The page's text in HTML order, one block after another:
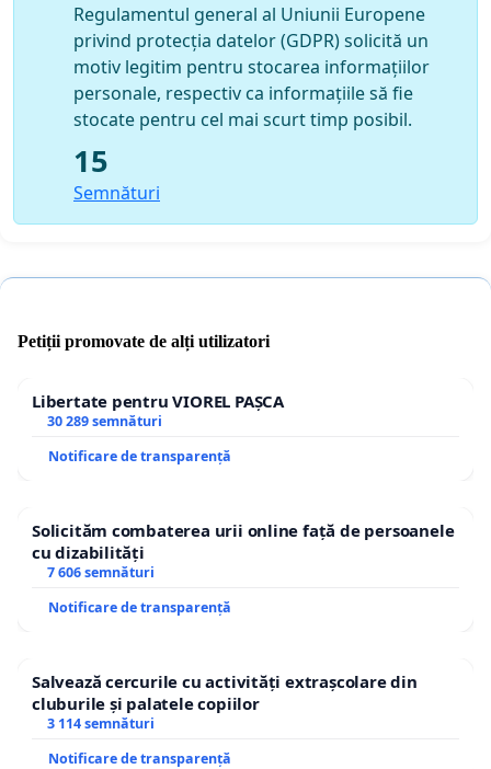
Regulamentul general al Uniunii Europene
privind protecția datelor (GDPR) solicită un
motiv legitim pentru stocarea informațiilor
personale, respectiv ca informațiile să fie
stocate pentru cel mai scurt timp posibil.
15
Semnături
Petiții promovate de alți utilizatori
Libertate pentru VIOREL PAȘCA
30 289 semnături
Notificare de transparență
Solicităm combaterea urii online față de persoanele
cu dizabilități
7 606 semnături
Notificare de transparență
Salvează cercurile cu activități extrașcolare din
cluburile și palatele copiilor
3 114 semnături
Notificare de transparență